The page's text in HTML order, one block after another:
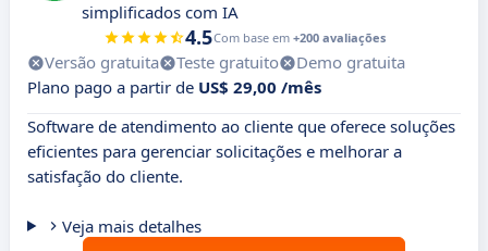
simplificados com IA
4.5Com base em +200 avaliações
Versão gratuita Teste gratuito
Demo gratuita
Plano pago a partir de US$ 29,00 /mês
Software de atendimento ao cliente que oferece soluções
eficientes para gerenciar solicitações e melhorar a
satisfação do cliente.
Veja mais detalhes